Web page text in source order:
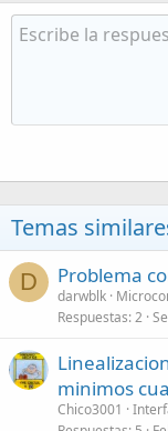
Temas
D Problema
darwblk
Respuestas 2
minimos
Chico3001